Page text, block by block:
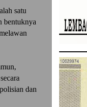
satu
bentuknya
dan